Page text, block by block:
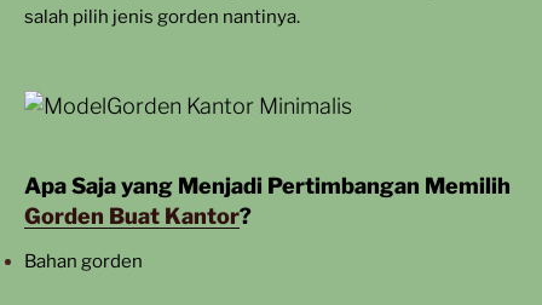
salah pilih jenis gorden nantinya.
Apa Saja yang Menjadi Pertimbangan Memilih
Gorden Buat Kantor?
Bahan gorden